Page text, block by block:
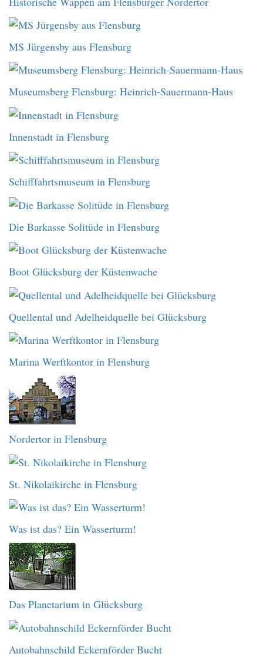
MS Jürgensby aus Flensburg
Museumsberg Flensburg: Heinrich-Sauermann-Haus
Innenstadt in Flensburg
Schifffahrtsmuseum in Flensburg
Die Barkasse Solitüde in Flensburg
Boot Glücksburg der Küstenwache
Quellental und Adelheidquelle bei Glücksburg
Marina Werftkontor in Flensburg
Nordertor in Flensburg
St. Nikolaikirche in Flensburg
Was ist das? Ein Wasserturm!
Das Planetarium in Glücksburg
Autobahnschild Eckernförder Bucht